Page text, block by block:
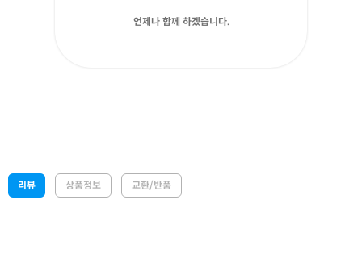
언제나 함께 하겠습니다.
리뷰 상품정보 교환/반품